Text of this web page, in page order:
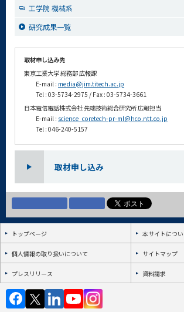
工学院 機械系
研究成果一覧
取材申し込み先
東京工業大学 総務部 広報課
E-mail : media@jim.titech.ac.jp
Tel : 03-5734-2975 / Fax : 03-5734-3661
日本電信電話株式会社 先端技術総合研究所 広報担当
E-mail : science_coretech-pr-ml@hco.ntt.co.jp
Tel : 046-240-5157
取材申し込み
トップページ 本サイトにつ
個人情報の取り扱いについて サイトマップ
プレスリリース 資料請求